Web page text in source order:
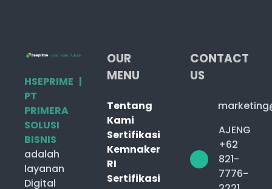
HSEPRIME |
PT
PRIMERA
SOLUSI
BISNIS
adalah
layanan
Digital
OUR
MENU
Tentang
Kami
Sertifikasi
Kemnaker
RI
Sertifikasi
CONTACT
US
AJENG
+62
821-
7776-